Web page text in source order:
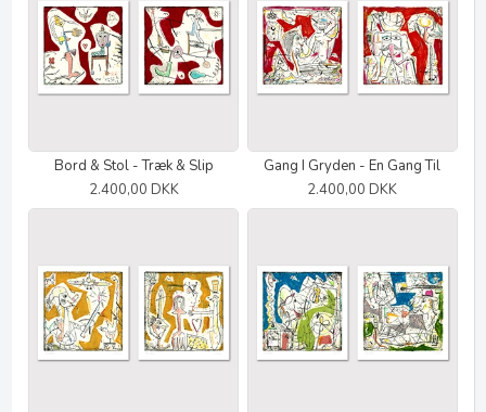
Bord & Stol - Træk & Slip
2.400,00 DKK
Gang I Gryden - En Gang Til
2.400,00 DKK